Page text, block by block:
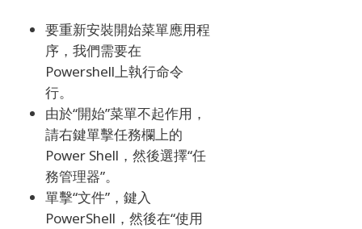
要重新安裝開始菜單應用程
序，我們需要在
Powershell上執行命令
行。
由於“開始”菜單不起作用，
請右鍵單擊任務欄上的
Power Shell，然後選擇“任
務管理器”。
單擊“文件”，鍵入
PowerShell，然後在“使用